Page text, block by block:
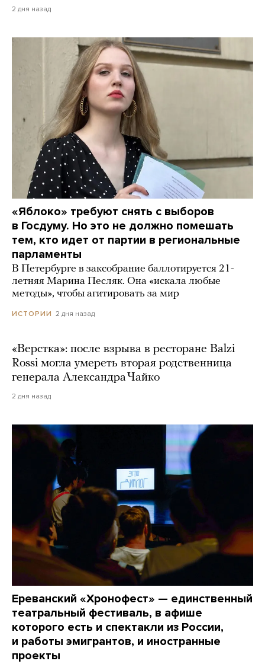
2 дня назад
«Яблоко» требуют снять с выборов
в Госдуму. Но это не должно помешать
тем, кто идет от партии в региональные
парламенты
В Петербурге в заксобрание баллотируется 21-
летняя Марина Песляк. Она «искала любые
методы», чтобы агитировать за мир
ИСТОРИИ 2 дня назад
«Верстка»: после взрыва в ресторане Balzi
Rossi могла умереть вторая родственница
генерала Александра Чайко
2 дня назад
Ереванский «Хронофест» — единственный
театральный фестиваль, в афише
которого есть и спектакли из России,
и работы эмигрантов, и иностранные
проекты